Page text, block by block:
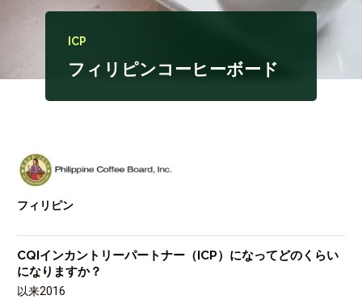
ICP
フィリピンコーヒーボード
フィリピン
CQIインカントリーパートナー（ICP）になってどのくらい
になりますか？
以来2016